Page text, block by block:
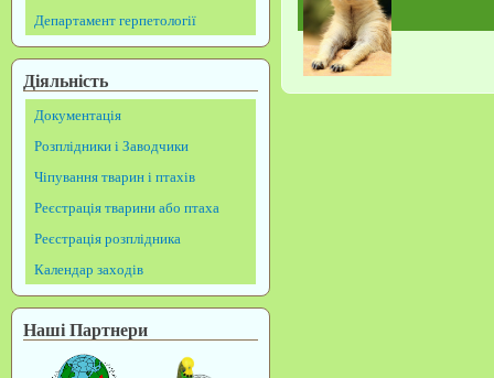
Департамент герпетології
Діяльність
Документація
Розплідники і Заводчики
Чіпування тварин і птахів
Реєстрація тварини або птаха
Реєстрація розплідника
Календар заходів
Наші Партнери